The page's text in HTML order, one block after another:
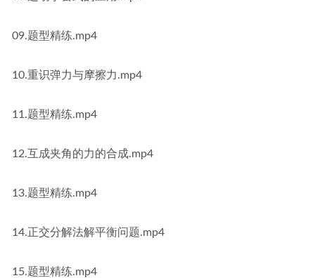
09.题型精练.mp4
10.重识弹力与摩擦力.mp4
11.题型精练.mp4
12.互成夹角的力的合成.mp4
13.题型精练.mp4
14.正交分解法解平衡问题.mp4
15.题型精练.mp4